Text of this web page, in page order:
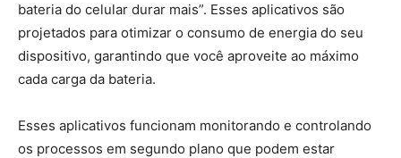
bateria do celular durar mais”. Esses aplicativos são
projetados para otimizar o consumo de energia do seu
dispositivo, garantindo que você aproveite ao máximo
cada carga da bateria.
Esses aplicativos funcionam monitorando e controlando
os processos em segundo plano que podem estar